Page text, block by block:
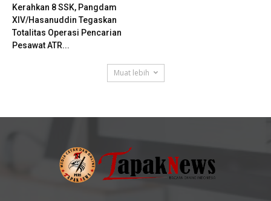
Kerahkan 8 SSK, Pangdam
XIV/Hasanuddin Tegaskan
Totalitas Operasi Pencarian
Pesawat ATR...
Muat lebih